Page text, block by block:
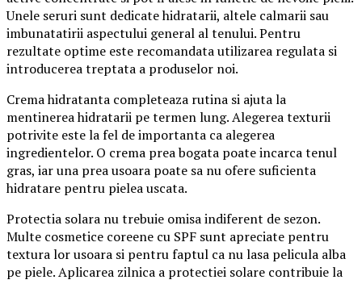
Unele seruri sunt dedicate hidratarii, altele calmarii sau
imbunatatirii aspectului general al tenului. Pentru
rezultate optime este recomandata utilizarea regulata si
introducerea treptata a produselor noi.
Crema hidratanta completeaza rutina si ajuta la
mentinerea hidratarii pe termen lung. Alegerea texturii
potrivite este la fel de importanta ca alegerea
ingredientelor. O crema prea bogata poate incarca tenul
gras, iar una prea usoara poate sa nu ofere suficienta
hidratare pentru pielea uscata.
Protectia solara nu trebuie omisa indiferent de sezon.
Multe cosmetice coreene cu SPF sunt apreciate pentru
textura lor usoara si pentru faptul ca nu lasa pelicula alba
pe piele. Aplicarea zilnica a protectiei solare contribuie la